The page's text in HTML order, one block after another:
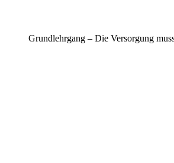
Grundlehrgang – Die Versorgung